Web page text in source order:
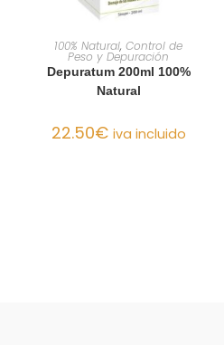
AÑADIR AL CARRITO
100% Natural, Control de
Peso y Depuración
Depuratum 200ml 100%
Natural
22.50€ iva incluido